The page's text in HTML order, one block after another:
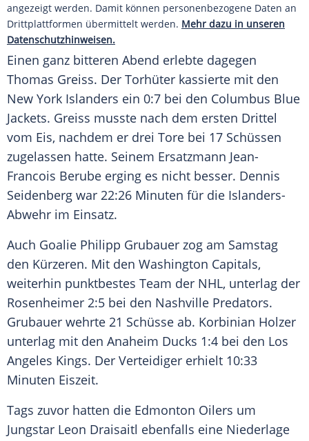
angezeigt werden. Damit können personenbezogene Daten an
Drittplattformen übermittelt werden. Mehr dazu in unseren
Datenschutzhinweisen.
Einen ganz bitteren Abend erlebte dagegen
Thomas Greiss. Der Torhüter kassierte mit den
New York Islanders ein 0:7 bei den Columbus Blue
Jackets. Greiss musste nach dem ersten Drittel
vom Eis, nachdem er drei Tore bei 17 Schüssen
zugelassen hatte. Seinem Ersatzmann Jean-
Francois Berube erging es nicht besser. Dennis
Seidenberg war 22:26 Minuten für die Islanders-
Abwehr im Einsatz.
Auch Goalie Philipp Grubauer zog am Samstag
den Kürzeren. Mit den Washington Capitals,
weiterhin punktbestes Team der NHL, unterlag der
Rosenheimer 2:5 bei den Nashville Predators.
Grubauer wehrte 21 Schüsse ab. Korbinian Holzer
unterlag mit den Anaheim Ducks 1:4 bei den Los
Angeles Kings. Der Verteidiger erhielt 10:33
Minuten Eiszeit.
Tags zuvor hatten die Edmonton Oilers um
Jungstar Leon Draisaitl ebenfalls eine Niederlage